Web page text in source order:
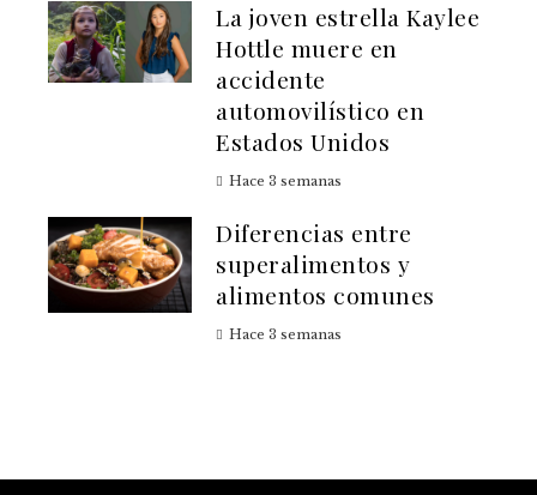
La joven estrella Kaylee
Hottle muere en
accidente
automovilístico en
Estados Unidos
Hace 3 semanas
Diferencias entre
superalimentos y
alimentos comunes
Hace 3 semanas